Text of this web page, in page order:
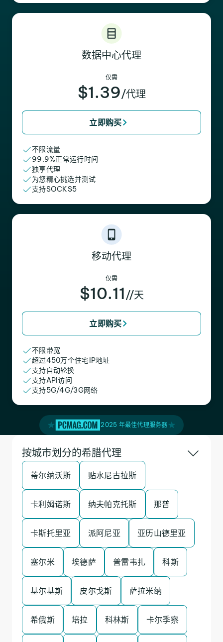
数据中心代理
仅需
$1.39/代理
立即购买
不限流量
99.9%正常运行时间
独享代理
为您精心挑选并测试
支持SOCKS5
移动代理
仅需
$10.11 //天
立即购买
不限带宽
超过450万个住宅IP地址
支持自动轮换
支持API访问
支持5G/4G/3G网络
2025 年最佳代理服务器
按城市划分的希腊代理
蒂尔纳沃斯 贴水尼古拉斯
卡利姆诺斯 纳夫帕克托斯 那普
卡斯托里亚 派阿尼亚 亚历山德里亚
塞尔米 埃德萨 普雷韦扎 科斯
基尔基斯 皮尔戈斯 萨拉米纳
希俄斯 培拉 科林斯 卡尔季察